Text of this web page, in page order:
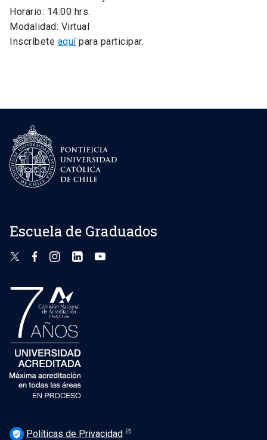
Horario: 14:00 hrs.
Modalidad: Virtual
Inscríbete aquípara participar.
Escuela de Graduados
verified_user Políticas de Privacidad